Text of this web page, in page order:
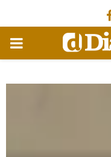
MENÚ